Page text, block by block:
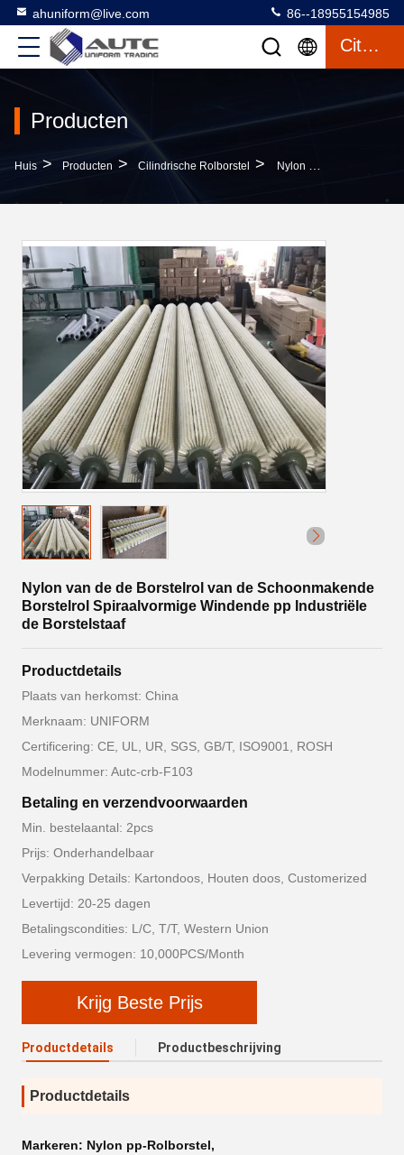
ahuniform@live.com 86--18955154985
Citaat
Producten
Huis > Producten > Cilindrische Rolborstel > Nylon Van De De Borstelrol Van De Schoonmakende Borstelrol Spiraalvormige Windende Pp Industriële De Borstelstaaf
Nylon van de de Borstelrol van de Schoonmakende
Borstelrol Spiraalvormige Windende pp Industriële
de Borstelstaaf
Productdetails
Plaats van herkomst: China
Merknaam: UNIFORM
Certificering: CE, UL, UR, SGS, GB/T, ISO9001, ROSH
Modelnummer: Autc-crb-F103
Betaling en verzendvoorwaarden
Min. bestelaantal: 2pcs
Prijs: Onderhandelbaar
Verpakking Details: Kartondoos, Houten doos, Customerized
Levertijd: 20-25 dagen
Betalingscondities: L/C, T/T, Western Union
Levering vermogen: 10,000PCS/Month
Krijg Beste Prijs
Productdetails Productbeschrijving
Productdetails
Markeren: Nylon pp-Rolborstel,